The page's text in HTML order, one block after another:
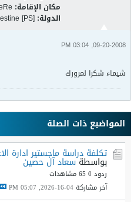
مكان الإقامة:
الدولة: [PS]
09-20-2008, 03:04 PM
شيماء شكرا لمرورك
المواضيع ذات الصلة
تكلفة دراسة ماجستير ادارة
بواسطةسعاد آل حصين
ردود 0
65 مشاهدات
آخر مشاركة04-16-2026, 05:07 PM